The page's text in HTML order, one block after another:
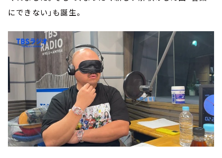
にできない」も誕生。